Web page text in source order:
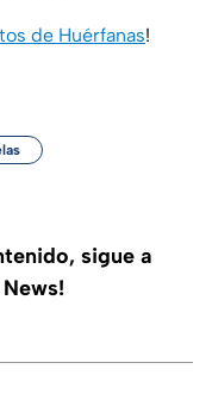
de Huérfanas!
sigue a